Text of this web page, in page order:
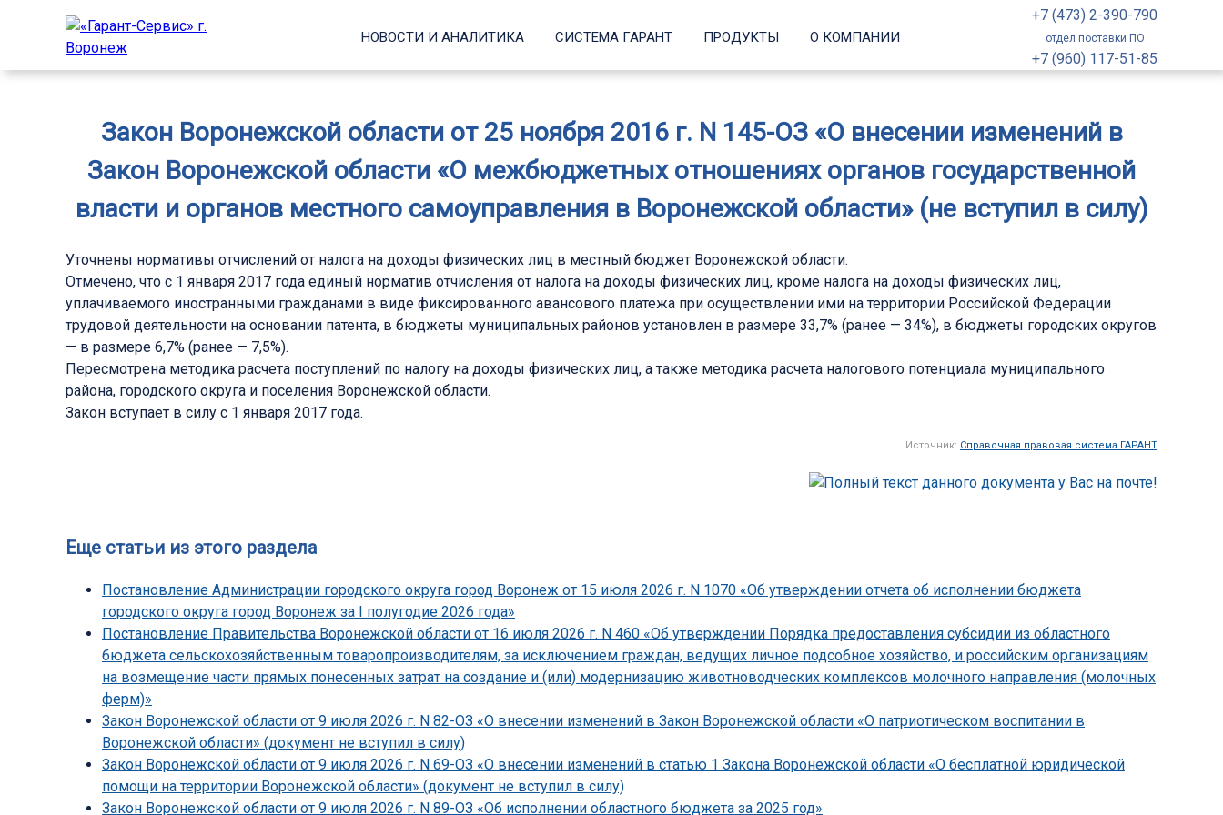
НОВОСТИ И АНАЛИТИКА СИСТЕМА ГАРАНТ ПРОДУКТЫ О КОМПАНИИ
+7 (473) 2-390-790
отдел поставки ПО
+7 (960) 117-51-85
Закон Воронежской области от 25 ноября 2016 г. N 145-ОЗ «О внесении изменений в
Закон Воронежской области «О межбюджетных отношениях органов государственной
власти и органов местного самоуправления в Воронежской области» (не вступил в силу)
Уточнены нормативы отчислений от налога на доходы физических лиц в местный бюджет Воронежской области.
Отмечено, что с 1 января 2017 года единый норматив отчисления от налога на доходы физических лиц, кроме налога на доходы физических лиц,
уплачиваемого иностранными гражданами в виде фиксированного авансового платежа при осуществлении ими на территории Российской Федерации
трудовой деятельности на основании патента, в бюджеты муниципальных районов установлен в размере 33,7% (ранее — 34%), в бюджеты городских округов
— в размере 6,7% (ранее — 7,5%).
Пересмотрена методика расчета поступлений по налогу на доходы физических лиц, а также методика расчета налогового потенциала муниципального
района, городского округа и поселения Воронежской области.
Закон вступает в силу с 1 января 2017 года.
Источник: Справочная правовая система ГАРАНТ
Еще статьи из этого раздела
Постановление Администрации городского округа город Воронеж от 15 июля 2026 г. N 1070 «Об утверждении отчета об исполнении бюджета
городского округа город Воронеж за I полугодие 2026 года»
Постановление Правительства Воронежской области от 16 июля 2026 г. N 460 «Об утверждении Порядка предоставления субсидии из областного
бюджета сельскохозяйственным товаропроизводителям, за исключением граждан, ведущих личное подсобное хозяйство, и российским организациям
на возмещение части прямых понесенных затрат на создание и (или) модернизацию животноводческих комплексов молочного направления (молочных
ферм)»
Закон Воронежской области от 9 июля 2026 г. N 82-ОЗ «О внесении изменений в Закон Воронежской области «О патриотическом воспитании в
Воронежской области» (документ не вступил в силу)
Закон Воронежской области от 9 июля 2026 г. N 69-ОЗ «О внесении изменений в статью 1 Закона Воронежской области «О бесплатной юридической
помощи на территории Воронежской области» (документ не вступил в силу)
Закон Воронежской области от 9 июля 2026 г. N 89-ОЗ «Об исполнении областного бюджета за 2025 год»